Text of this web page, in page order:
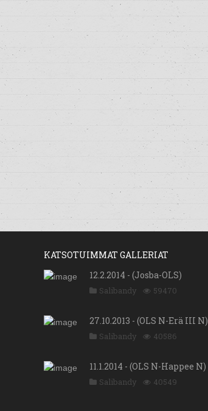
KATSOTUIMMAT GALLERIAT
12.2.2014 - (Josba-OLS)
Salibandy 59470
27.10.2013 - (OLS N-Erä III N)
Salibandy 40586
11.1.2014 - (OLS N-Happee N)
Salibandy 40549